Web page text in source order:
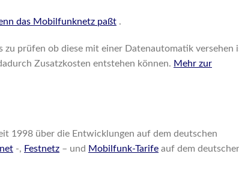
das Mobilfunknetz paßt .
zu prüfen ob diese mit einer Datenautomatik versehen
Zusatzkosten entstehen können. Mehr zur
1998 über die Entwicklungen auf dem deutschen
-, Festnetz – und Mobilfunk-Tarife auf dem